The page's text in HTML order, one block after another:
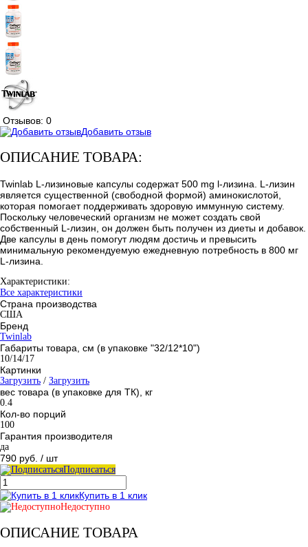
Отзывов: 0
Добавить отзыв
ОПИСАНИЕ ТОВАРА:
Twinlab L-лизиновые капсулы содержат 500 mg l-лизина. L-лизин
является существенной (свободной формой) аминокислотой,
которая помогает поддерживать здоровую иммунную систему.
Поскольку человеческий организм не может создать свой
собственный L-лизин, он должен быть получен из диеты и добавок.
Две капсулы в день помогут людям достичь и превысить
минимальную рекомендуемую ежедневную потребность в 800 мг
L-лизина.
Характеристики:
Все характеристики
Страна производства
США
Бренд
Twinlab
Габариты товара, см (в упаковке "32/12*10")
10/14/17
Картинки
Загрузить / Загрузить
вес товара (в упаковке для ТК), кг
0.4
Кол-во порций
100
Гарантия производителя
да
790 руб. / шт
Подписаться
Купить в 1 клик
Недоступно
ОПИСАНИЕ ТОВАРА